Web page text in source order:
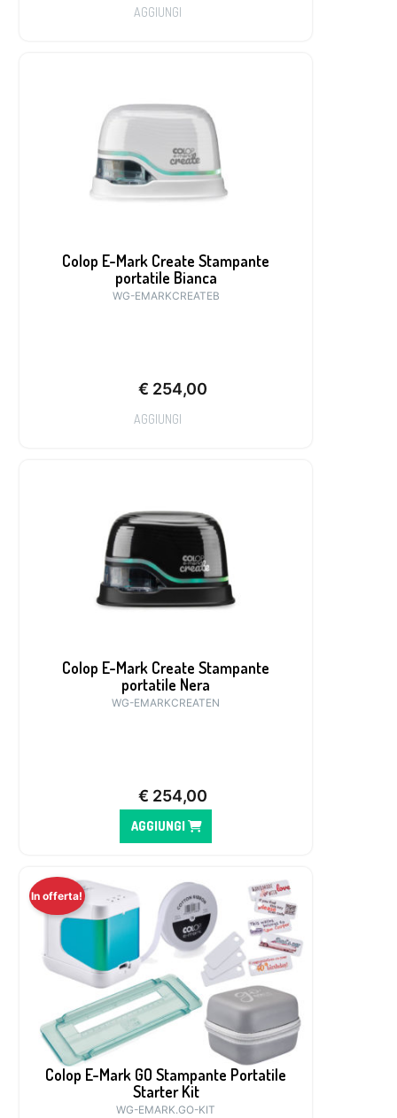
AGGIUNGI
Colop E-Mark Create Stampante
portatile Bianca
WG-EMARKCREATEB
€ 254,00
AGGIUNGI
Colop E-Mark Create Stampante
portatile Nera
WG-EMARKCREATEN
€ 254,00
AGGIUNGI
In offerta!
Colop E-Mark GO Stampante Portatile
Starter Kit
WG-EMARK.GO-KIT